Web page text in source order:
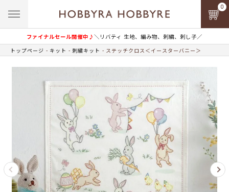
ファイナルセール開催中♪＼リバティ 生地、編み物、刺繍、刺し子／
0
トップページ キット 刺繍キット ステッチクロス＜イースターバニー＞